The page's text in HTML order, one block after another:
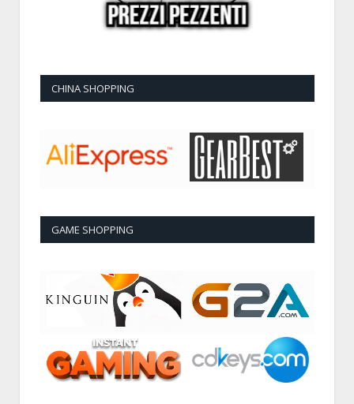
CHINA SHOPPING
GAME SHOPPING